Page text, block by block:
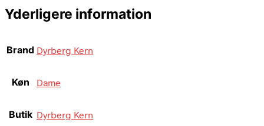
Yderligere information
Brand Dyrberg Kern
Køn Dame
Butik Dyrberg Kern